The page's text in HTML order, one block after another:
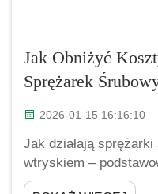
Jak Obniżyć
Sprężarek
2026-01-15 16:16:10
Jak działają
wtryskiem –
podwójnych i wtrysk